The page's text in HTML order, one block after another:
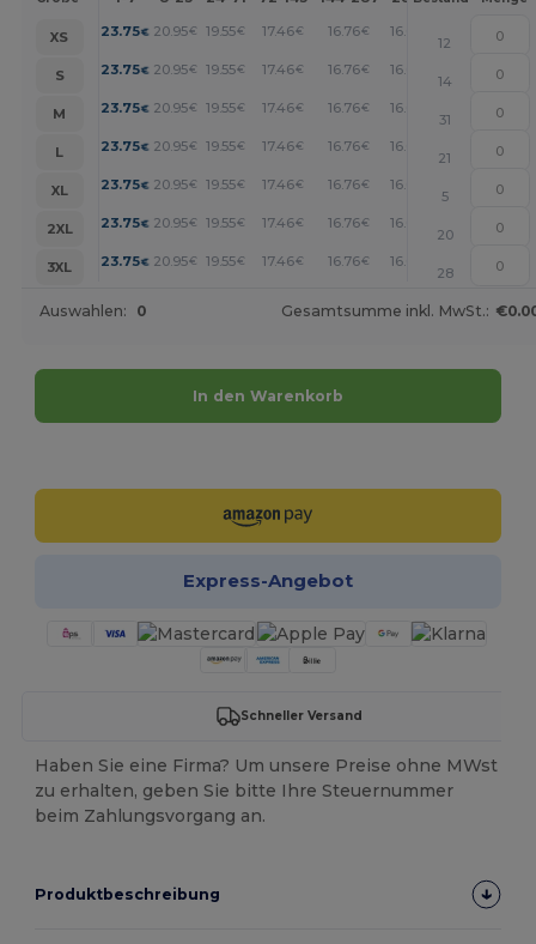
XS 23.75€ 20.95€ 19.55€ 17.46€ 16.76€ 16.06
12
S
23.75€ 20.95€ 19.55€ 17.46€ 16.76€ 16.06
14
M
23.75€ 20.95€ 19.55€ 17.46€ 16.76€ 16.06
31
L
23.75€ 20.95€ 19.55€ 17.46€ 16.76€ 16.06
21
XL
23.75€ 20.95€ 19.55€ 17.46€ 16.76€ 16.06
5
2XL
23.75€ 20.95€ 19.55€ 17.46€ 16.76€ 16.06
20
3XL
23.75€ 20.95€ 19.55€ 17.46€ 16.76€ 16.06
28
Auswahlen: 0 Gesamtsumme inkl. MwSt.:
In den Warenkorb
Express-Angebot
Schneller Versand
Haben Sie eine Firma? Um unsere Preise ohne MWst
zu erhalten, geben Sie bitte Ihre Steuernummer
beim Zahlungsvorgang an.
Produktbeschreibung